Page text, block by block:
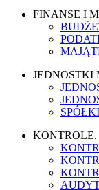
FINANSE I
JEDNOSTKI